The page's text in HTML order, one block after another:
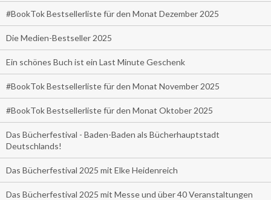
#BookTok Bestsellerliste für den Monat Dezember 2025
Die Medien-Bestseller 2025
Ein schönes Buch ist ein Last Minute Geschenk
#BookTok Bestsellerliste für den Monat November 2025
#BookTok Bestsellerliste für den Monat Oktober 2025
Das Bücherfestival - Baden-Baden als Bücherhauptstadt
Deutschlands!
Das Bücherfestival 2025 mit Elke Heidenreich
Das Bücherfestival 2025 mit Messe und über 40 Veranstaltungen